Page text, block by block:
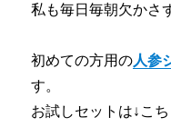
私も毎日毎朝欠かさ
初めての方用の人参
す。
お試しセットは↓こ